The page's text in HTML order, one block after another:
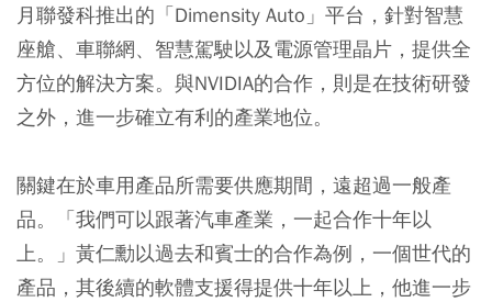
月聯發科推出的「Dimensity Auto」平台，針對智慧
座艙、車聯網、智慧駕駛以及電源管理晶片，提供全
方位的解決方案。與NVIDIA的合作，則是在技術研發
之外，進一步確立有利的產業地位。
關鍵在於車用產品所需要供應期間，遠超過一般產
品。「我們可以跟著汽車產業，一起合作十年以
上。」黃仁勳以過去和賓士的合作為例，一個世代的
產品，其後續的軟體支援得提供十年以上，他進一步